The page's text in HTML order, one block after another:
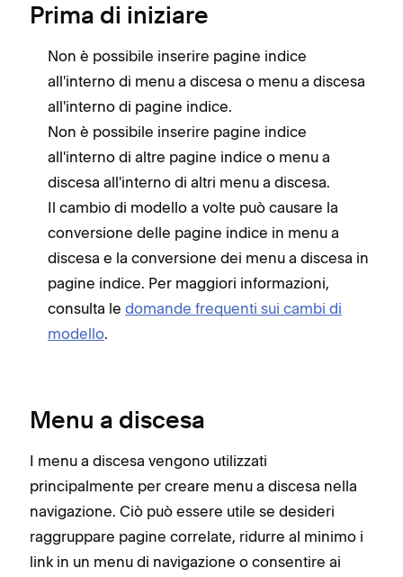
Prima di iniziare
Non è possibile inserire pagine indice
all'interno di menu a discesa o menu a discesa
all'interno di pagine indice.
Non è possibile inserire pagine indice
all'interno di altre pagine indice o menu a
discesa all'interno di altri menu a discesa.
Il cambio di modello a volte può causare la
conversione delle pagine indice in menu a
discesa e la conversione dei menu a discesa in
pagine indice. Per maggiori informazioni,
consulta le domande frequenti sui cambi di
modello.
Menu a discesa
I menu a discesa vengono utilizzati
principalmente per creare menu a discesa nella
navigazione. Ciò può essere utile se desideri
raggruppare pagine correlate, ridurre al minimo i
link in un menu di navigazione o consentire ai